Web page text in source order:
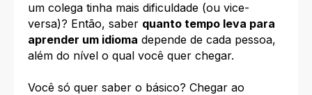
um colega tinha mais dificuldade (ou vice-
versa)? Então, saber quanto tempo leva para
aprender um idioma depende de cada pessoa,
além do nível o qual você quer chegar.
Você só quer saber o básico? Chegar ao